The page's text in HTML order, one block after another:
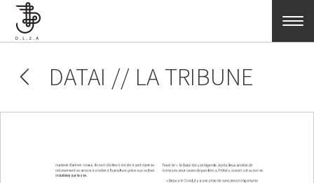
Skip to main content
DATAI // LA TRIBUNE